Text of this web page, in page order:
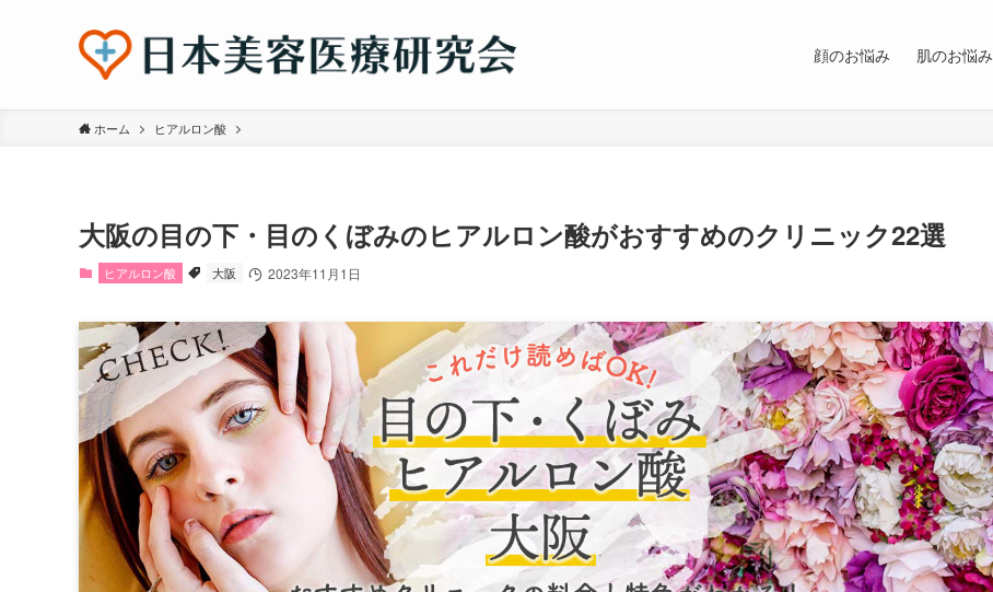
顔のお悩み 肌のお悩み
ホーム ヒアルロン酸
大阪の目の下・目のくぼみのヒアルロン酸がおすすめのクリニック22選
ヒアルロン酸 大阪 2023年11月1日